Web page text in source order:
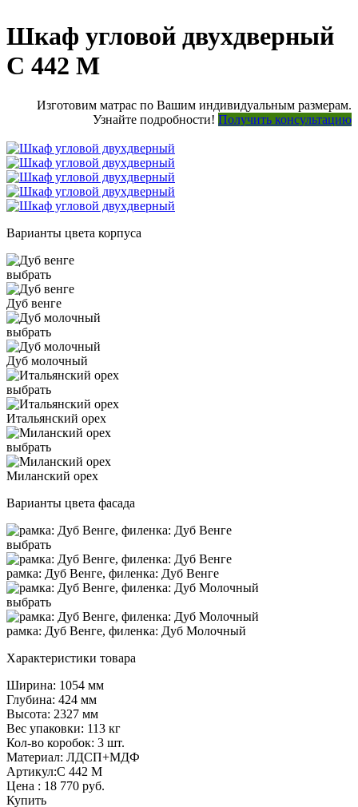
Шкаф угловой двухдверный
С 442 М
Изготовим матрас по Вашим индивидуальным размерам.
Узнайте подробности! Получить консультацию
Варианты цвета корпуса
выбрать
Дуб венге
выбрать
Дуб молочный
выбрать
Итальянский орех
выбрать
Миланский орех
Варианты цвета фасада
выбрать
рамка: Дуб Венге, филенка: Дуб Венге
выбрать
рамка: Дуб Венге, филенка: Дуб Молочный
Характеристики товара
Ширина: 1054 мм
Глубина: 424 мм
Высота: 2327 мм
Вес упаковки: 113 кг
Кол-во коробок: 3 шт.
Материал: ЛДСП+МДФ
Артикул:С 442 М
Цена : 18 770 руб.
Купить